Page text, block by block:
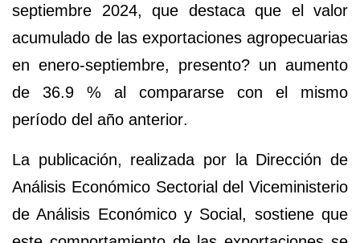
septiembre 2024, que destaca que el valor
acumulado de las exportaciones agropecuarias
en enero-septiembre, presento? un aumento
de 36.9 % al compararse con el mismo
período del año anterior.
La publicación, realizada por la Dirección de
Análisis Económico Sectorial del Viceministerio
de Análisis Económico y Social, sostiene que